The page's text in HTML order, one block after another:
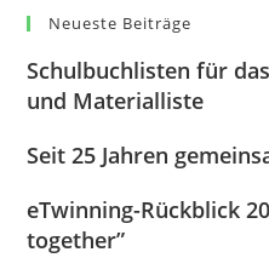
Neueste Beiträge
Schulbuchlisten für
und Materialliste
Seit 25 Jahren
eTwinning-Rückblick
together”